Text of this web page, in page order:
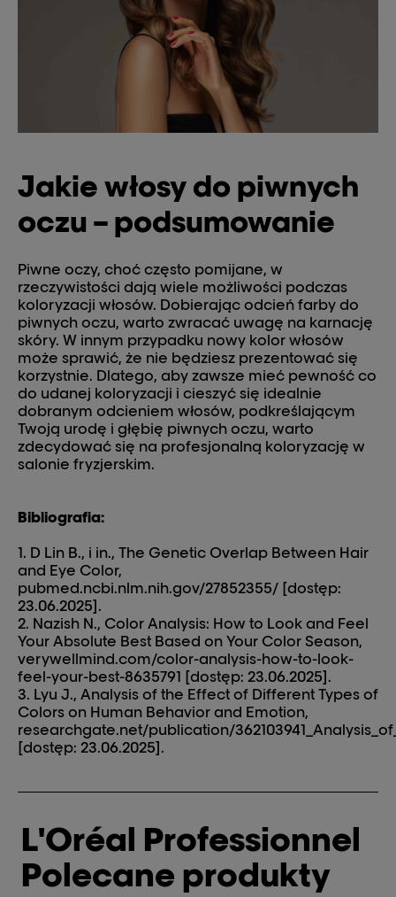
Jakie włosy do piwnych
oczu – podsumowanie
Piwne oczy, choć często pomijane, w
rzeczywistości dają wiele możliwości podczas
koloryzacji włosów. Dobierając odcień farby do
piwnych oczu, warto zwracać uwagę na karnację
skóry. W innym przypadku nowy kolor włosów
może sprawić, że nie będziesz prezentować się
korzystnie. Dlatego, aby zawsze mieć pewność co
do udanej koloryzacji i cieszyć się idealnie
dobranym odcieniem włosów, podkreślającym
Twoją urodę i głębię piwnych oczu, warto
zdecydować się na profesjonalną koloryzację w
salonie fryzjerskim.
Bibliografia:
D Lin B., i in., The Genetic Overlap Between Hair
and Eye Color,
pubmed.ncbi.nlm.nih.gov/27852355/ [dostęp:
23.06.2025].
Nazish N., Color Analysis: How to Look and Feel
Your Absolute Best Based on Your Color Season,
verywellmind.com/color-analysis-how-to-look-
feel-your-best-8635791 [dostęp: 23.06.2025].
Lyu J., Analysis of the Effect of Different Types of
Colors on Human Behavior and Emotion,
researchgate.net/publication/
[dostęp: 23.06.2025].
L'Oréal Professionnel
Polecane produkty